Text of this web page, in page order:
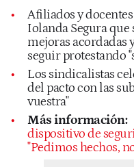
Afiliados y
Iolanda Segura que
mejoras acordadas
seguir protestando
Los sindicalistas
del pacto con las
vuestra"
Más información:
dispositivo de
"Pedimos hechos,